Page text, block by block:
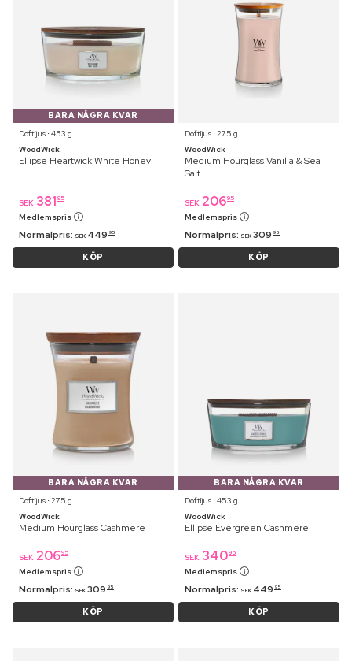
BARA NÅGRA KVAR
Doftljus ⋅ 453 g
WoodWick
Ellipse Heartwick White Honey
SEK 381 95
Medlemspris
Normalpris: SEK 449 95
KÖP
Doftljus ⋅ 275 g
WoodWick
Medium Hourglass Vanilla & Sea
Salt
SEK 20695
Medlemspris
Normalpris: SEK 309 95
KÖP
BARA NÅGRA KVAR
Doftljus ⋅ 275 g
WoodWick
Medium Hourglass Cashmere
SEK 20695
Medlemspris
Normalpris: SEK 309 95
KÖP
BARA NÅGRA KVAR
Doftljus ⋅ 453 g
WoodWick
Ellipse Evergreen Cashmere
SEK 34095
Medlemspris
Normalpris: SEK 449 95
KÖP